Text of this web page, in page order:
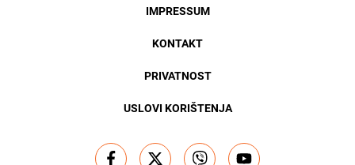
IMPRESSUM
KONTAKT
PRIVATNOST
USLOVI KORIŠTENJA